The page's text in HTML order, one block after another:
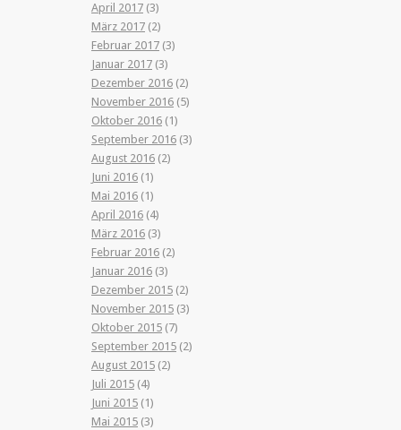
April 2017 (3)
März 2017 (2)
Februar 2017 (3)
Januar 2017 (3)
Dezember 2016 (2)
November 2016 (5)
Oktober 2016 (1)
September 2016 (3)
August 2016 (2)
Juni 2016 (1)
Mai 2016 (1)
April 2016 (4)
März 2016 (3)
Februar 2016 (2)
Januar 2016 (3)
Dezember 2015 (2)
November 2015 (3)
Oktober 2015 (7)
September 2015 (2)
August 2015 (2)
Juli 2015 (4)
Juni 2015 (1)
Mai 2015 (3)